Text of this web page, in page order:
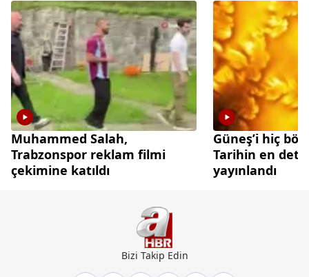
Muhammed Salah,
Trabzonspor reklam filmi
çekimine katıldı
Güneş’i hiç
Tarihin en
yayınlandı
Bizi Takip Edin